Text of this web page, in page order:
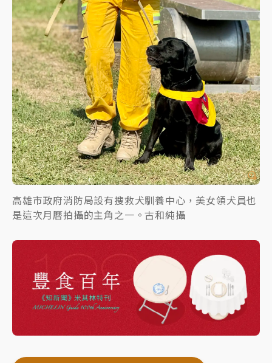
高雄市政府消防局設有搜救犬馴養中心，美女領犬員也
是這次月曆拍攝的主角之一。古和純攝